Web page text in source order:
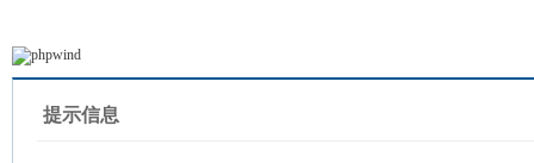
提示信息